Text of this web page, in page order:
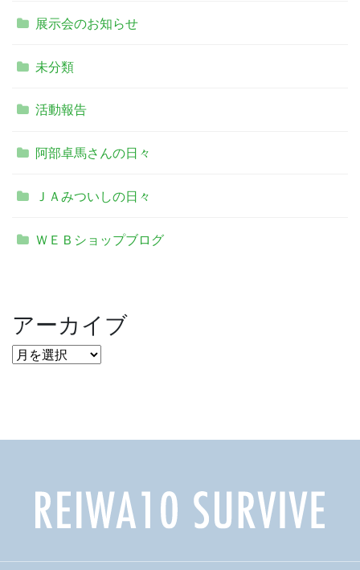
展示会のお知らせ
未分類
活動報告
阿部卓馬さんの日々
ＪＡみついしの日々
ＷＥＢショップブログ
アーカイブ
ア